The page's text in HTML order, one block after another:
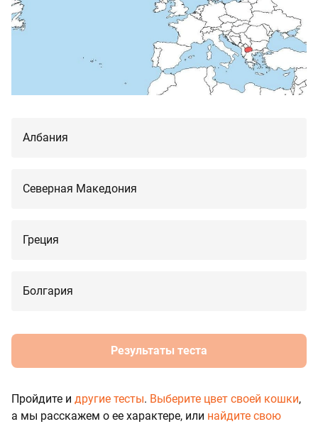
Албания
Северная Македония
Греция
Болгария
Результаты теста
Пройдите и другие тесты. Выберите цвет своей кошки,
а мы расскажем о ее характере, или найдите свою